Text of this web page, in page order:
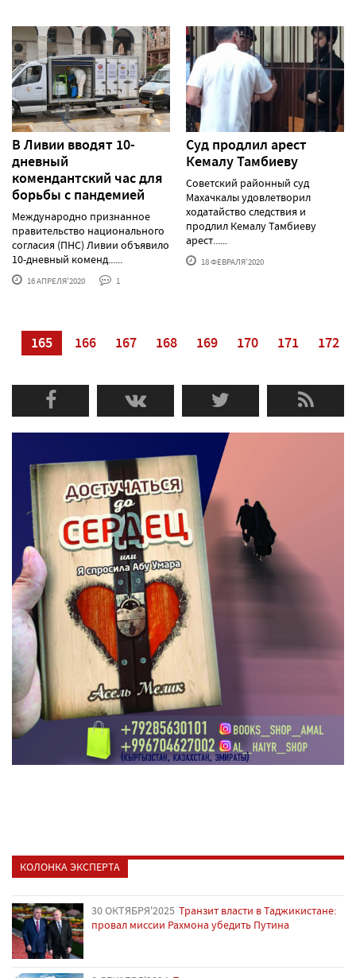
В Ливии вводят 10-
дневный
комендантский час для
борьбы с пандемией
Международно признанное
правительство национального
согласия (ПНС) Ливии объявило
10-дневный коменд......
16 АПРЕЛЯ'2020 1
Суд продлил арест
Кемалу Тамбиеву
Советский районный суд
Махачкалы удовлетворил
ходатайство следствия и
продлил Кемалу Тамбиеву
арест......
18 ФЕВРАЛЯ'2020
165 166 167 168 169 170 171 172
КОЛОНКА ЭКСПЕРТА
30 ОКТЯБРЯ'2025 Транзит власти в Таджикистане:
провал миссии Рахмона убедить Путина